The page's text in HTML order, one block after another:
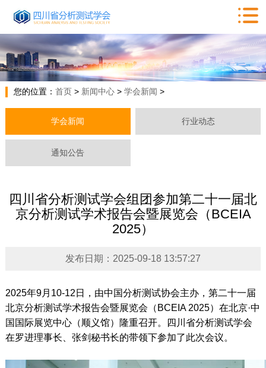
您的位置： 首页> 新闻中心 > 学会新闻 >
学会新闻 行业动态
通知公告
四川省分析测试学会组团参加第二十一届北
京分析测试学术报告会暨展览会（BCEIA
2025）
发布日期：2025-09-18 13:57:27
2025年9月10-12日，由中国分析测试协会主办，第二十一届
北京分析测试学术报告会暨展览会（BCEIA 2025）在北京·中
国国际展览中心（顺义馆）隆重召开。四川省分析测试学会
在罗进理事长、张剑秘书长的带领下参加了此次会议。